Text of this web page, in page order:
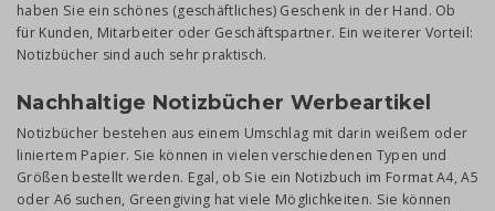
haben Sie ein schönes (geschäftliches) Geschenk in der Hand. Ob
für Kunden, Mitarbeiter oder Geschäftspartner. Ein weiterer Vorteil:
Notizbücher sind auch sehr praktisch.
Nachhaltige Notizbücher Werbeartikel
Notizbücher bestehen aus einem Umschlag mit darin weißem oder
liniertem Papier. Sie können in vielen verschiedenen Typen und
Größen bestellt werden. Egal, ob Sie ein Notizbuch im Format A4, A5
oder A6 suchen, Greengiving hat viele Möglichkeiten. Sie können